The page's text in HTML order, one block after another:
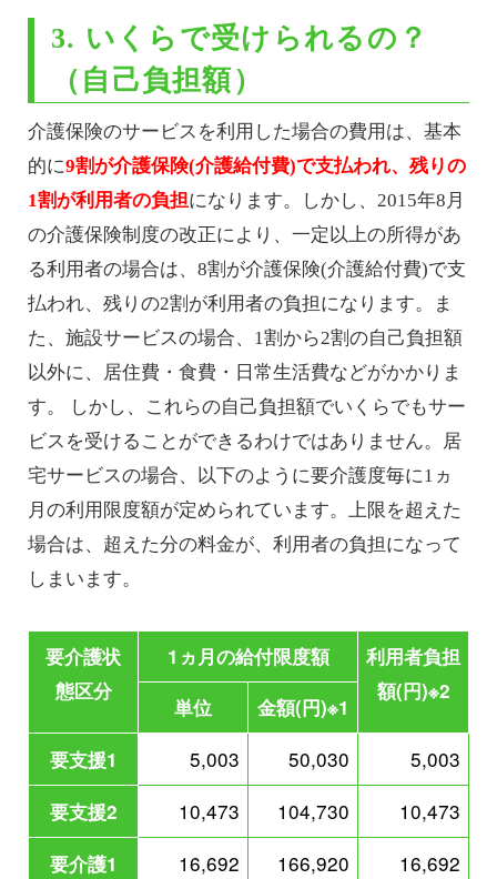
3. いくらで受けられるの？
（自己負担額）
介護保険のサービスを利用した場合の費用は、基本
的に9割が介護保険(介護給付費)で支払われ、残りの
1割が利用者の負担になります。しかし、2015年8月
の介護保険制度の改正により、一定以上の所得があ
る利用者の場合は、8割が介護保険(介護給付費)で支
払われ、残りの2割が利用者の負担になります。ま
た、施設サービスの場合、1割から2割の自己負担額
以外に、居住費・食費・日常生活費などがかかりま
す。 しかし、これらの自己負担額でいくらでもサー
ビスを受けることができるわけではありません。居
宅サービスの場合、以下のように要介護度毎に1ヵ
月の利用限度額が定められています。上限を超えた
場合は、超えた分の料金が、利用者の負担になって
しまいます。
要介護状
態区分
1ヵ月の給付限度額
利用者負担
額(円)※2
単位
金額(円)※1
要支援1
5,003 50,030 5,003
要支援2 10,473 104,730 10,473
要介護1 16,692 166,920 16,692